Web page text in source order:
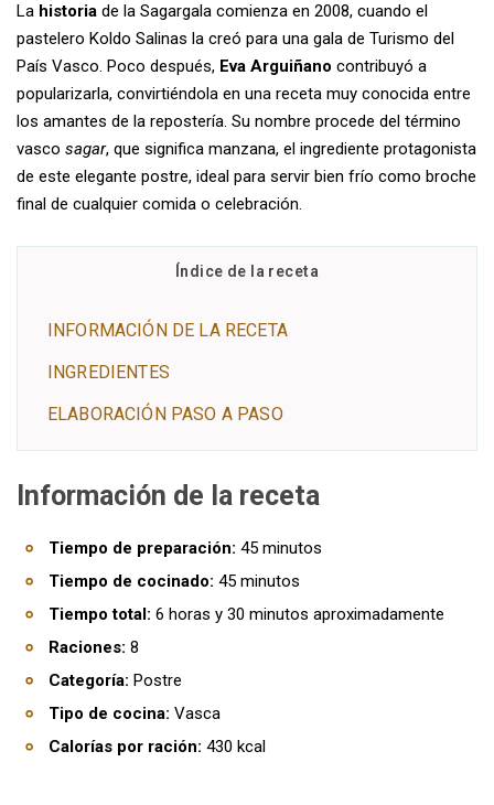
La historia de la Sagargala comienza en 2008, cuando el
pastelero Koldo Salinas la creó para una gala de Turismo del
País Vasco. Poco después, Eva Arguiñano contribuyó a
popularizarla, convirtiéndola en una receta muy conocida entre
los amantes de la repostería. Su nombre procede del término
vasco sagar, que significa manzana, el ingrediente protagonista
de este elegante postre, ideal para servir bien frío como broche
final de cualquier comida o celebración.
Índice de la receta
INFORMACIÓN DE LA RECETA
INGREDIENTES
ELABORACIÓN PASO A PASO
Información de la receta
Tiempo de preparación: 45 minutos
Tiempo de cocinado: 45 minutos
Tiempo total: 6 horas y 30 minutos aproximadamente
Raciones: 8
Categoría: Postre
Tipo de cocina: Vasca
Calorías por ración: 430 kcal